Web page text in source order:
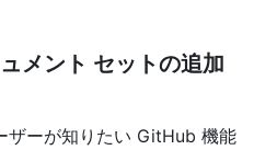
メント セットの追加
ザーが知りたい GitHub 機能